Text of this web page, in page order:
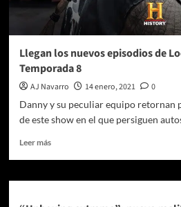
conmemoración
de
de
la
independencia
la
caída
Llegan los nuevos episodios de
Temporada 8
AJ Navarro 14 enero, 2021
0
Danny y su peculiar equipo retornan
de este show en el que persiguen
Leer másLeer
Llegan